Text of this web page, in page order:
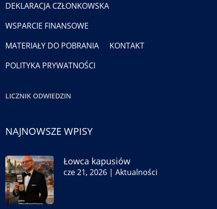
DEKLARACJA CZŁONKOWSKA
WSPARCIE FINANSOWE
MATERIAŁY DO POBRANIA
KONTAKT
POLITYKA PRYWATNOŚCI
LICZNIK ODWIEDZIN
NAJNOWSZE WPISY
Łowca kapusiów
cze 21, 2026 |Aktualności